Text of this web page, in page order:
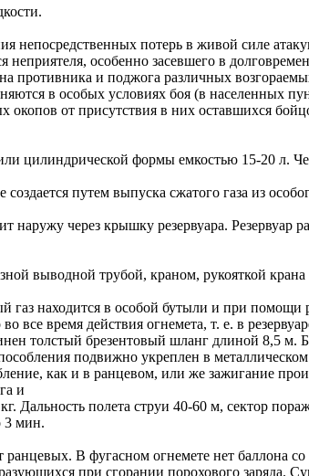
непосредственных потерь в живой силе
особенно засевшего в
противника и поджога различных
в особых условиях боя (в населенных
окопов от присутствия в них оставшихся
цилиндрической формы емкостью 15-20 л.
путем выпуска сжатого газа из
наружу через крышку резервуара. Резервуар
выводной трубой, краном, рукояткой
газ находится в особой бутыли и при помощи
все время действия огнемета, т. е. в
толстый брезентовый шланг длиной 8,5 м.
подвижно укреплен в
как и в ранцевом, или же зажигание
и
Дальность полета струи 40-60 м, сектор
3 мин.
В фугасном огнемете нет баллона
при сгорании порохового заряда.